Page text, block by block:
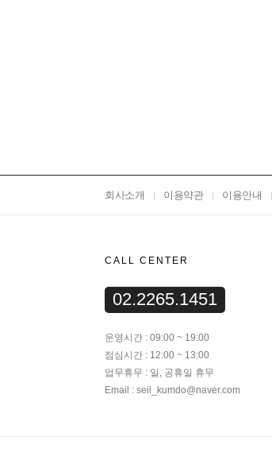
회사소개 이용약관 이용안내
CALL CENTER
02.2265.1451
운영시간 : 09:00 ~ 19:00
점심시간 : 12:00 ~ 13:00
업무휴무 : 일, 공휴일 휴무
Email : seil_kumdo@naver.com